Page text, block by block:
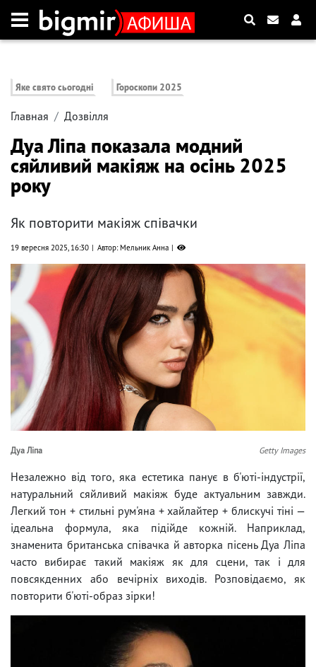
Яке свято сьогодні Гороскопи 2025
Главная Дозвілля
Дуа Ліпа показала модний
сяйливий макіяж на осінь 2025
року
Як повторити макіяж співачки
19 вересня 2025, 16:30 Автор: Мельник Анна
Дуа Ліпа Getty Images
Незалежно від того, яка естетика панує в б'юті-індустрії,
натуральний сяйливий макіяж буде актуальним завжди.
Легкий тон + стильні рум'яна + хайлайтер + блискучі тіні —
ідеальна формула, яка підійде кожній. Наприклад,
знаменита британська співачка й авторка пісень Дуа Ліпа
часто вибирає такий макіяж як для сцени, так і для
повсякденних або вечірніх виходів. Розповідаємо, як
повторити б'юті-образ зірки!